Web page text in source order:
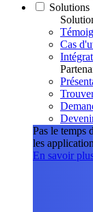
Solutions
Cas
Pas le temps
les
En savoir